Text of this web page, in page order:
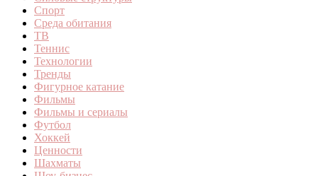
Спорт
Среда обитания
ТВ
Теннис
Технологии
Тренды
Фигурное катание
Фильмы
Фильмы и сериалы
Футбол
Хоккей
Ценности
Шахматы